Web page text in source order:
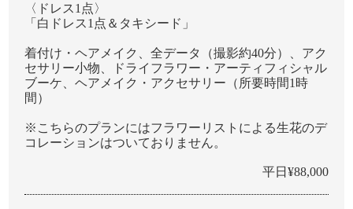
〈ドレス1点〉
「⽩ドレス1点＆タキシード」
着付け・ヘアメイク、全データ（撮影約40分）、アク
セサリー⼩物、ドライフラワー・アーティフィシャル
ブーケ、ヘアメイク・アクセサリー（所要時間1時
間）
※こちらのプランにはフラワーリストによる生花のデ
コレーションはついておりません。
平日¥88,000